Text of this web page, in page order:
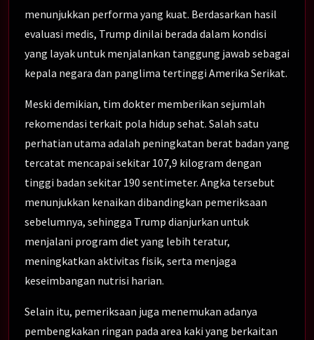
menunjukkan performa yang kuat. Berdasarkan hasil
evaluasi medis, Trump dinilai berada dalam kondisi
yang layak untuk menjalankan tanggung jawab sebagai
kepala negara dan panglima tertinggi Amerika Serikat.
Meski demikian, tim dokter memberikan sejumlah
rekomendasi terkait pola hidup sehat. Salah satu
perhatian utama adalah peningkatan berat badan yang
tercatat mencapai sekitar 107,9 kilogram dengan
tinggi badan sekitar 190 sentimeter. Angka tersebut
menunjukkan kenaikan dibandingkan pemeriksaan
sebelumnya, sehingga Trump dianjurkan untuk
menjalani program diet yang lebih teratur,
meningkatkan aktivitas fisik, serta menjaga
keseimbangan nutrisi harian.
Selain itu, pemeriksaan juga menemukan adanya
pembengkakan ringan pada area kaki yang berkaitan